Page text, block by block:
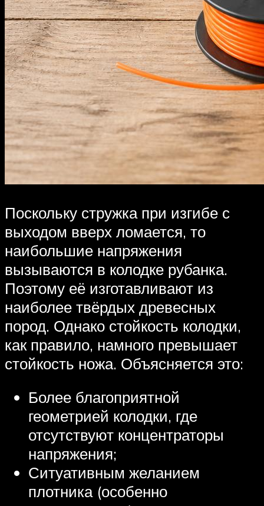
Поскольку стружка при изгибе с
выходом вверх ломается, то
наибольшие напряжения
вызываются в колодке рубанка.
Поэтому её изготавливают из
наиболее твёрдых древесных
пород. Однако стойкость колодки,
как правило, намного превышает
стойкость ножа. Объясняется это:
Более благоприятной
геометрией колодки, где
отсутствуют концентраторы
напряжения;
Ситуативным желанием
плотника (особенно